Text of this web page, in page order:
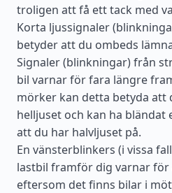
troligen att få ett tack med
Korta ljussignaler
betyder att du ombeds
Signaler (blinkningar) från
bil varnar för fara längre
mörker kan detta betyda att
helljuset och kan ha bländat
att du har halvljuset på.
En vänsterblinkers (i vissa
lastbil framför dig varnar
eftersom det finns bilar i